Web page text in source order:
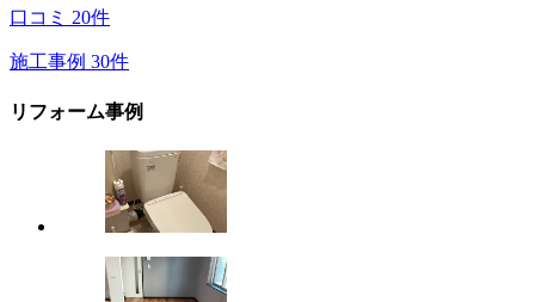
口コミ 20件
施工事例 30件
リフォーム事例